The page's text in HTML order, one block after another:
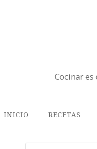
Cocinar
INICIO RECETAS